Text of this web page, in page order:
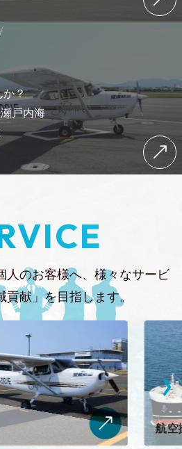
か？
戸内海
のお客様へ、 様々なサービ
献」を目指します。
航空撮影